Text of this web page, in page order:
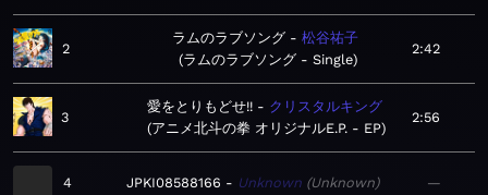
2
ラムのラブソング
松谷祐子
ラムのラブソング - Single
2:42
3
愛をとりもどせ!!
クリスタルキング
アニメ北斗の拳 オリジナルE.P. - EP
2:56
4 JPKI08588166 Unknown Unknown —